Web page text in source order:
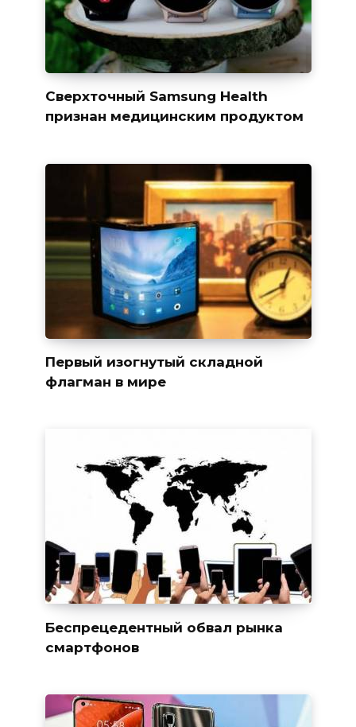
Сверхточный Samsung Health
признан медицинским продуктом
Первый изогнутый складной
флагман в мире
Беспрецедентный обвал рынка
смартфонов